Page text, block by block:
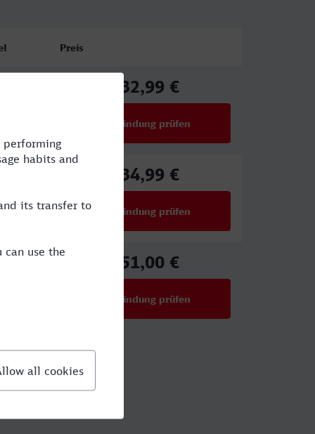
Preis
32,99 €
Verbindung prüfen
34,99 €
Verbindung prüfen
51,00 €
Verbindung prüfen